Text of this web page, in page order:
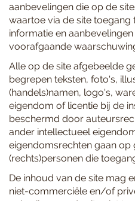
aanbevelingen die op de
waartoe via de site
informatie en
voorafgaande
Alle op de site afgebeelde
begrepen teksten, foto's,
(handels)namen, logo's,
eigendom of licentie bij de
beschermd door
ander intellectueel
eigendomsrechten gaan op
(rechts)personen die
De inhoud van de site mag
niet-commerciële en/of